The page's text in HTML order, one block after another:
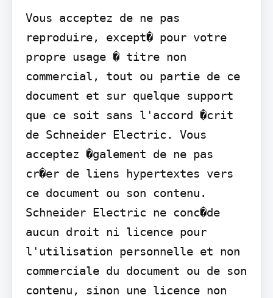
Vous acceptez de ne pas
reproduire, except� pour votre
propre usage � titre non
commercial, tout ou partie de ce
document et sur quelque support
que ce soit sans l'accord �crit
de Schneider Electric. Vous
acceptez �galement de ne pas
cr�er de liens hypertextes vers
ce document ou son contenu.
Schneider Electric ne conc�de
aucun droit ni licence pour
l'utilisation personnelle et non
commerciale du document ou de son
contenu, sinon une licence non